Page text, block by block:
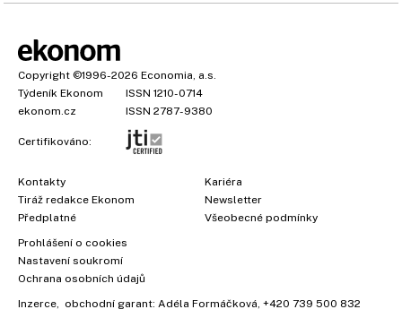
Copyright ©1996-2026 Economia, a.s.
Týdeník Ekonom
ISSN 1210-0714
ekonom.cz
ISSN 2787-9380
Certifikováno:
Kontakty
Tiráž redakce Ekonom
Předplatné
Kariéra
Newsletter
Všeobecné podmínky
Prohlášení o cookies
Nastavení soukromí
Ochrana osobních údajů
Inzerce, obchodní garant: Adéla Formáčková, +420 739 500 832